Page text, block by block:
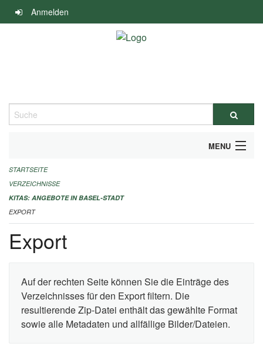
Navigation
überspringen
Anmelden
Suche
MENU
ALLGEMEINE INFORMATIONEN
IMPRESSUM
STARTSEITE
VERZEICHNISSE
KITAS: ANGEBOTE IN BASEL-STADT
EXPORT
Export
Auf der rechten Seite können Sie die Einträge des
Verzeichnisses für den Export filtern. Die
resultierende Zip-Datei enthält das gewählte Format
sowie alle Metadaten und allfällige Bilder/Dateien.